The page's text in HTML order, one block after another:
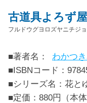
古道具よろず
フルドウグヨロズヤニチジ
■著者名：
わかつ
■ISBNコード：
■シリーズ名：花と
■定価：880円（本